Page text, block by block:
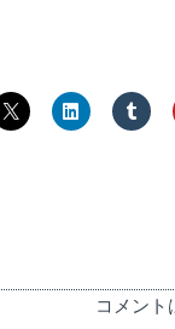
コメン